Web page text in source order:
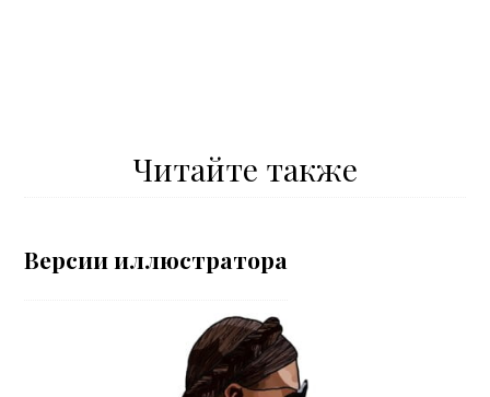
Читайте также
Версии иллюстратора